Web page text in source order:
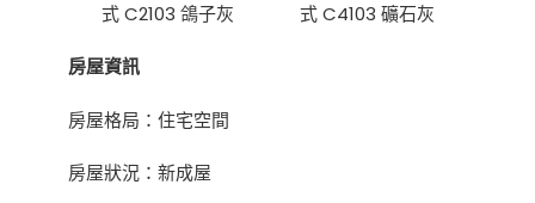
式 C2103 鴿子灰
式 C4103 礦石灰
房屋資訊
房屋格局：住宅空間
房屋狀況：新成屋